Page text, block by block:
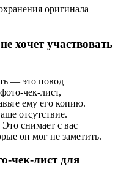
оригинала —
хочет участвовать
— это повод
чек-лист,
ему его копию.
отсутствие.
снимает с вас
он мог не заметить.
чек-лист для